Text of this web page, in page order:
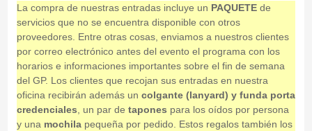
La compra de nuestras entradas incluye un PAQUETEde
servicios que no se encuentra disponible con otros
proveedores. Entre otras cosas, enviamos a nuestros clientes
por correo electrónico antes del evento el programa con los
horarios e informaciones importantes sobre el fin de semana
del GP. Los clientes que recojan sus entradas en nuestra
oficina recibirán además un colgante (lanyard) y funda porta
credenciales, un par de tapones para los oídos por persona
y una mochilapequeña por pedido. Estos regalos también los